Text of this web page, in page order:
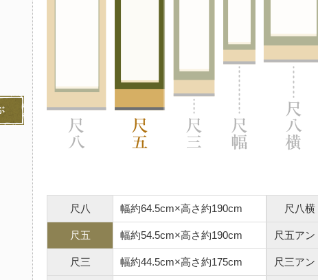
尺八 幅約64.5cm×高さ約190cm
尺五 幅約54.5cm×高さ約190cm
尺三 幅約44.5cm×高さ約175cm
尺八横
尺五アン
尺三アン